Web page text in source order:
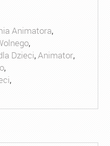
Animatora,
,
Dzieci,Animator,
,
,